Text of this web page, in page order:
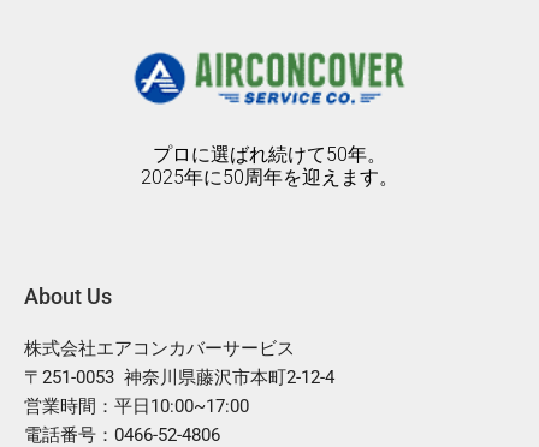
o
o
k
b
e
g
r
a
プロに選ばれ続けて50年。
2025年に50周年を迎えます。
About Us
株式会社エアコンカバーサービス
〒251-0053 神奈川県藤沢市本町2-12-4
営業時間：平日10:00~17:00
電話番号：0466-52-4806